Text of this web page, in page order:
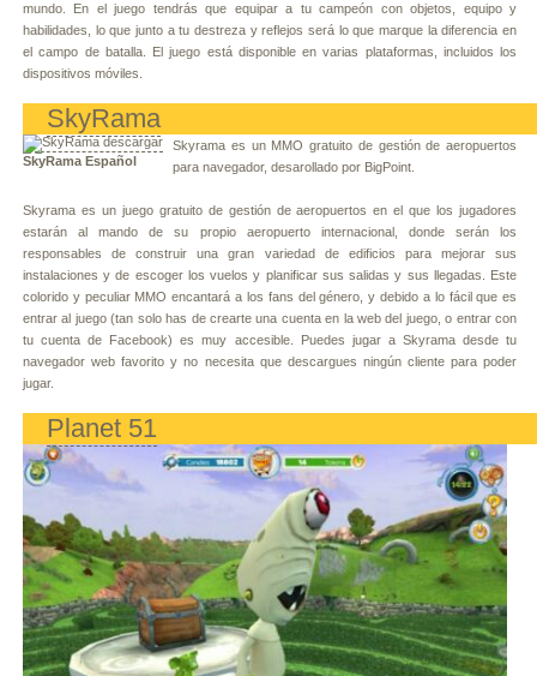
mundo. En el juego tendrás que equipar a tu campeón con objetos, equipo y
habilidades, lo que junto a tu destreza y reflejos será lo que marque la diferencia en
el campo de batalla. El juego está disponible en varias plataformas, incluidos los
dispositivos móviles.
SkyRama
SkyRama Español
Skyrama es un MMO gratuito de gestión de aeropuertos
para navegador, desarollado por BigPoint.
Skyrama es un juego gratuito de gestión de aeropuertos en el que los jugadores
estarán al mando de su propio aeropuerto internacional, donde serán los
responsables de construir una gran variedad de edificios para mejorar sus
instalaciones y de escoger los vuelos y planificar sus salidas y sus llegadas. Este
colorido y peculiar MMO encantará a los fans del género, y debido a lo fácil que es
entrar al juego (tan solo has de crearte una cuenta en la web del juego, o entrar con
tu cuenta de Facebook) es muy accesible. Puedes jugar a Skyrama desde tu
navegador web favorito y no necesita que descargues ningún cliente para poder
jugar.
Planet 51